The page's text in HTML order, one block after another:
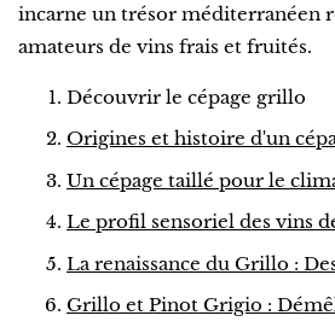
incarne un trésor méditerranéen
amateurs de vins frais et fruités.
Découvrir le cépage grillo
Origines et histoire d'un
Un cépage taillé pour le
Le profil sensoriel des vins
La renaissance du Grillo :
Grillo et Pinot Grigio :